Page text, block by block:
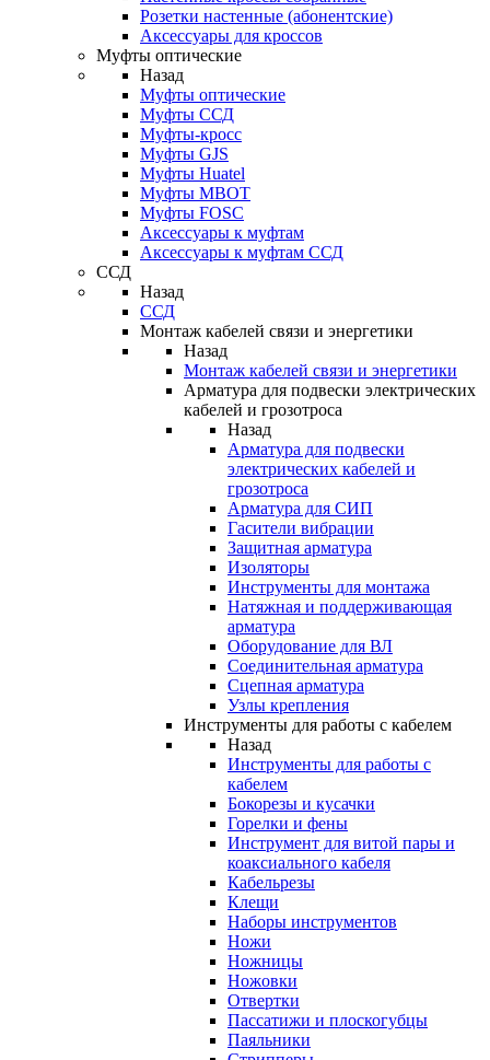
Розетки настенные (абонентские)
Аксессуары для кроссов
Муфты оптические
Назад
Муфты оптические
Муфты ССД
Муфты-кросс
Муфты GJS
Муфты Huatel
Муфты МВОТ
Муфты FOSC
Аксессуары к муфтам
Аксессуары к муфтам ССД
ССД
Назад
ССД
Монтаж кабелей связи и энергетики
Назад
Монтаж кабелей связи и энергетики
Арматура для подвески электрических
кабелей и грозотроса
Назад
Арматура для подвески
электрических кабелей и
грозотроса
Арматура для СИП
Гасители вибрации
Защитная арматура
Изоляторы
Инструменты для монтажа
Натяжная и поддерживающая
арматура
Оборудование для ВЛ
Соединительная арматура
Сцепная арматура
Узлы крепления
Инструменты для работы с кабелем
Назад
Инструменты для работы с
кабелем
Бокорезы и кусачки
Горелки и фены
Инструмент для витой пары и
коаксиального кабеля
Кабельрезы
Клещи
Наборы инструментов
Ножи
Ножницы
Ножовки
Отвертки
Пассатижи и плоскогубцы
Паяльники